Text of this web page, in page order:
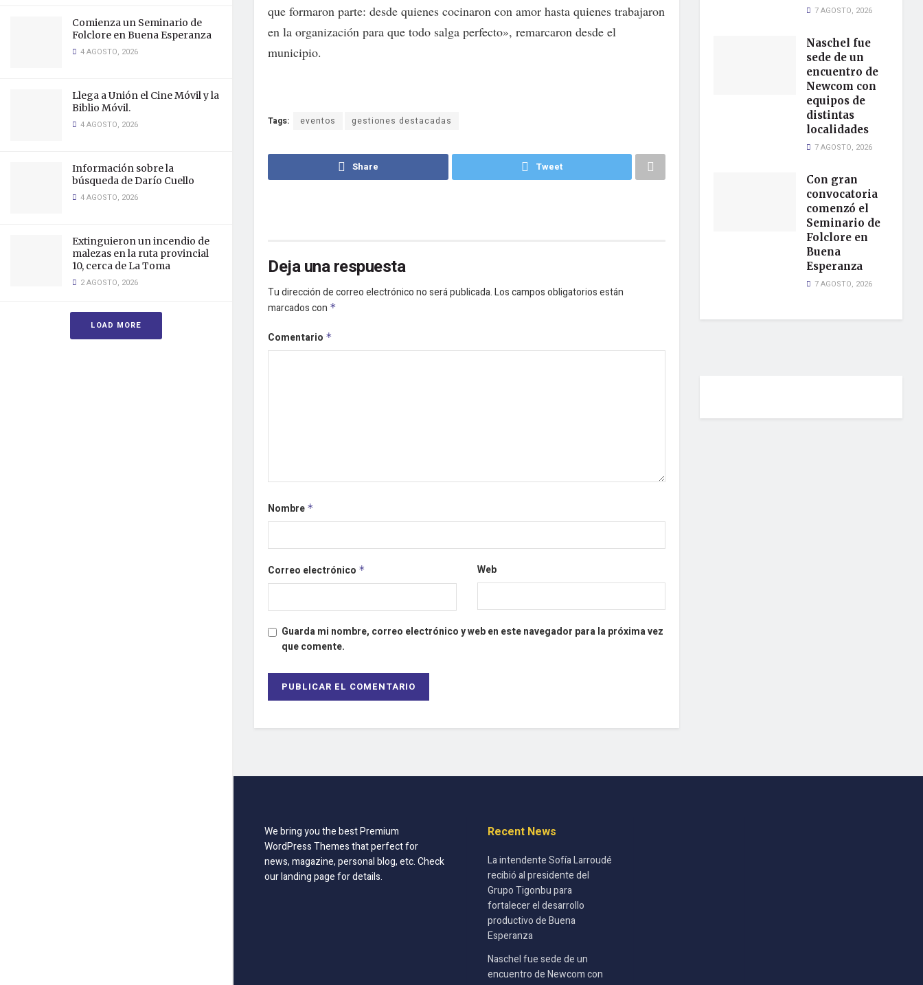
Comienza un Seminario de
Folclore en Buena Esperanza
4 AGOSTO, 2026
Llega a Unión el Cine Móvil y la
Biblio Móvil.
4 AGOSTO, 2026
Información sobre la
búsqueda de Darío Cuello
4 AGOSTO, 2026
Extinguieron un incendio de
malezas en la ruta provincial
10, cerca de La Toma
2 AGOSTO, 2026
LOAD MORE
que formaron parte: desde quienes cocinaron con amor hasta quienes trabajaron
en la organización para que todo salga perfecto», remarcaron desde el
municipio.
Tags: eventos gestiones destacadas
Share Tweet
Deja una respuesta
Tu dirección de correo electrónico no será publicada.Los campos obligatorios están
marcados con *
Comentario *
Nombre *
Correo electrónico * Web
Guarda mi nombre, correo electrónico y web en este navegador para la próxima vez
que comente.
7 AGOSTO, 2026
Naschel fue
sede de un
encuentro de
Newcom con
equipos de
distintas
localidades
7 AGOSTO, 2026
Con gran
convocatoria
comenzó el
Seminario de
Folclore en
Buena
Esperanza
7 AGOSTO, 2026
We bring you the best Premium
WordPress Themes that perfect for
news, magazine, personal blog, etc. Check
our landing page for details.
Recent News
La intendente Sofía Larroudé
recibió al presidente del
Grupo Tigonbu para
fortalecer el desarrollo
productivo de Buena
Esperanza
Naschel fue sede de un
encuentro de Newcom con